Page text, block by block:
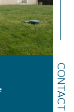
CONTACT